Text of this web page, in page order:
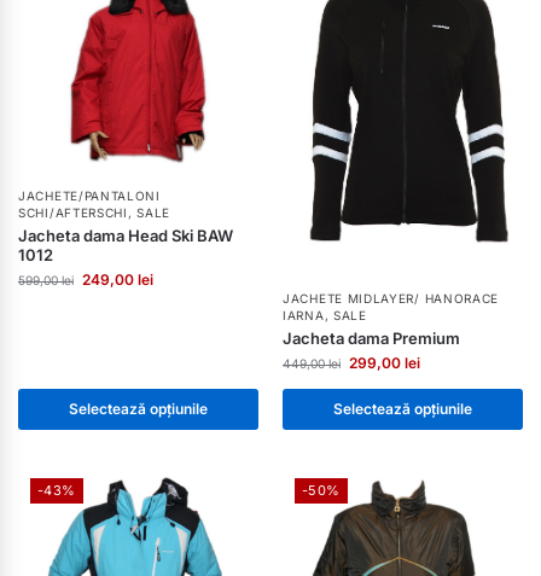
JACHETE/PANTALONI
SCHI/AFTERSCHI ,SALE
Jacheta dama Head Ski BAW
1012
599,00lei 249,00 lei
Selectează opțiunile
JACHETE MIDLAYER/ HANORACE
IARNA , SALE
Jacheta dama Premium
449,00lei 299,00 lei
Selectează opțiunile
-43% -50%